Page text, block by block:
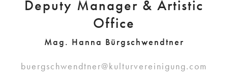
Deputy Manager & Artistic
Office
Mag. Hanna Bürgschwendtner
buergschwendtner@kulturvereinigung.com